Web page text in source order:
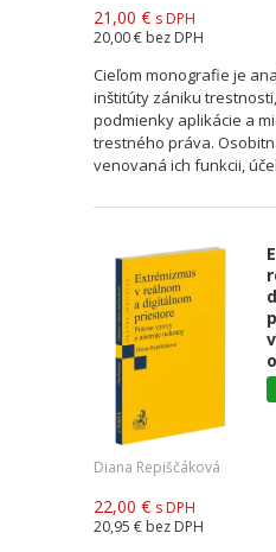
21,00 € s DPH
20,00 € bez DPH
Cieľom monografie je
inštitúty zániku
podmienky aplikácie a
trestného práva.
venovaná ich funkcii,
Diana Repiščáková
22,00 € s DPH
20,95 € bez DPH